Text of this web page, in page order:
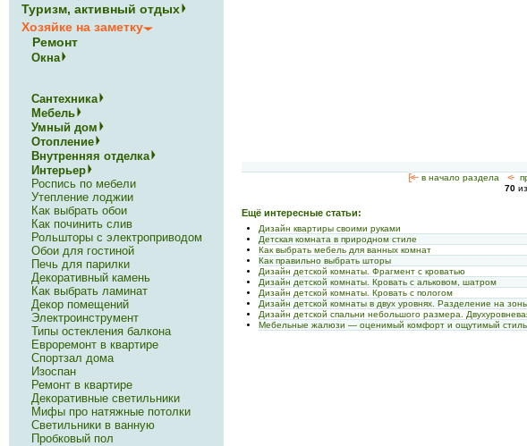
[<— в начало раздела <-
70из
Ещё интересные статьи:
Дизайн квартиры своими руками
Детская комната в природном стиле
Как выбрать мебель для ванных комнат
Как правильно выбрать шторы
Дизайн детской комнаты. Фрагмент с кроватью
Дизайн детской комнаты. Кровать с альковом, шатром
Дизайн детской комнаты. Кровать с пологом
Дизайн детской комнаты в двух уровнях. Разделение на
Дизайн детской спальни небольшого размера.
Мебельные жалюзи — оценимый комфорт и ощутимый
Туризм, активный отдых
Хозяйке на заметку
Ремонт
Окна
Сантехника
Мебель
Умный дом
Отопление
Внутренняя отделка
Интерьер
Роспись по мебели
Утепление лоджии
Как выбрать обои
Как починить слив
Рольшторы с электроприводом
Обои для гостиной
Печь для парилки
Декоративный камень
Как выбрать ламинат
Декор помещений
Электроинструмент
Типы остекления балкона
Евроремонт в квартире
Спортзал дома
Изоспан
Ремонт в квартире
Декоративные светильники
Мифы про натяжные потолки
Светильники в ванную
Пробковый пол